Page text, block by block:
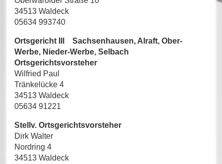
34513 Waldeck
05634 993740
Ortsgericht III Sachsenhausen, Alraft, Ober-
Werbe, Nieder-Werbe, Selbach
Ortsgerichtsvorsteher
Wilfried Paul
Tränkelücke 4
34513 Waldeck
05634 91221
Stellv. Ortsgerichtsvorsteher
Dirk Walter
Nordring 4
34513 Waldeck